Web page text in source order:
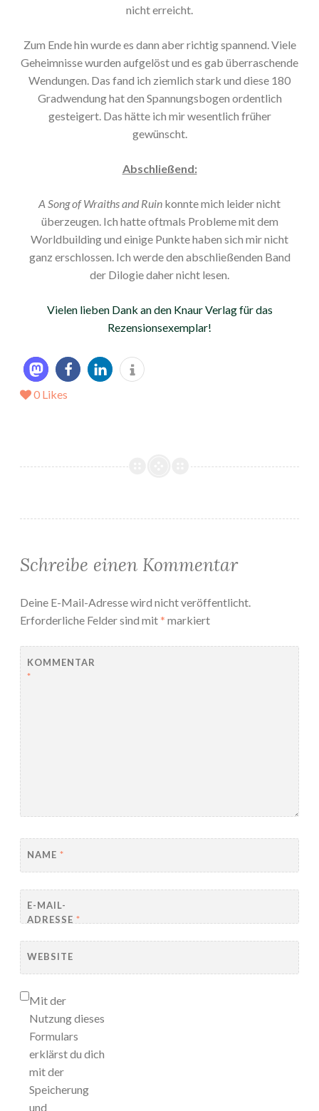
nicht erreicht.
Zum Ende hin wurde es dann aber richtig spannend. Viele
Geheimnisse wurden aufgelöst und es gab überraschende
Wendungen. Das fand ich ziemlich stark und diese 180
Gradwendung hat den Spannungsbogen ordentlich
gesteigert. Das hätte ich mir wesentlich früher
gewünscht.
Abschließend:
A Song of Wraiths and Ruin konnte mich leider nicht
überzeugen. Ich hatte oftmals Probleme mit dem
Worldbuilding und einige Punkte haben sich mir nicht
ganz erschlossen. Ich werde den abschließenden Band
der Dilogie daher nicht lesen.
Vielen lieben Dank an den Knaur Verlag für das
Rezensionsexemplar!
0 Likes
Schreibe einen Kommentar
Deine E-Mail-Adresse wird nicht veröffentlicht.
Erforderliche Felder sind mit* markiert
KOMMENTAR
*
NAME *
E-MAIL-
ADRESSE *
WEBSITE
Mit der
Nutzung dieses
Formulars
erklärst du dich
mit der
Speicherung
und